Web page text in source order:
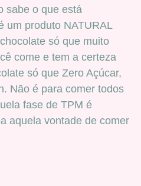
sabe o que está
um produto NATURAL
só que muito
come e tem a certeza
só que Zero Açúcar,
Não é para comer todos
fase de TPM é
aquela vontade de comer